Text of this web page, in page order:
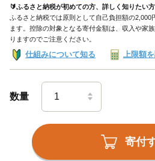
🔰ふるさと納税が初めての方、詳しく知りたい
ふるさと納税では原則として自己負担額の2,000
ます。控除の対象となる寄付金額は、収入や家
りますのでご注意ください。
仕組みについて知る 上限額
数量
寄付